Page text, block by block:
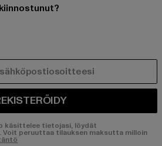
käsittelee tietojasi, löydät
peruuttaa tilauksen maksutta milloin